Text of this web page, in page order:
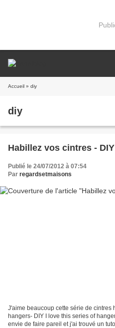
Accueil » diy
diy
Habillez vos cintres - DIY
Publié le 24/07/2012 à 07:54
Par regardsetmaisons
J'aime beaucoup cette série de cintres
hangers- DIY I love this series of
envie de faire pareil et j'ai trouvé un